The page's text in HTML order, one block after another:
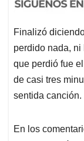
Finalizó
perdido nada,
que perdió fue
de casi tres
sentida canción.
En los